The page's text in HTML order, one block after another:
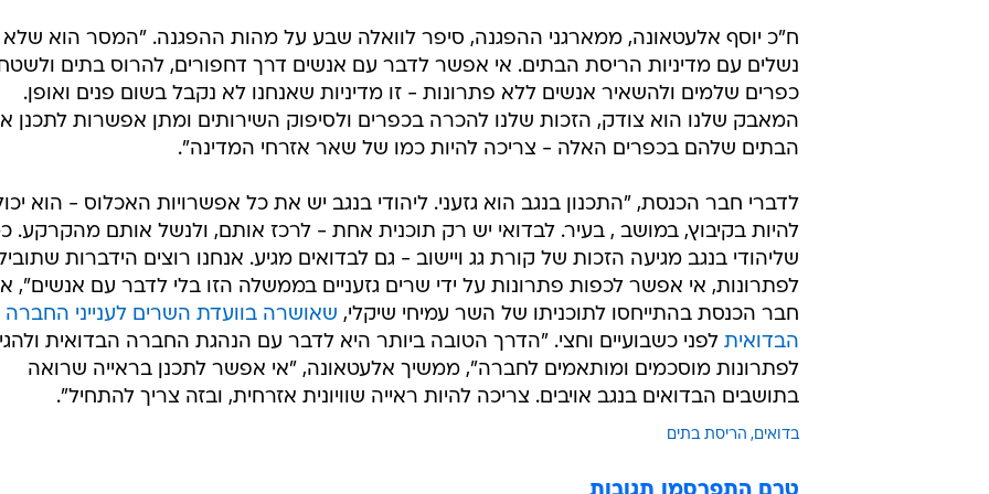
ח"כ יוסף אלעטאונה, ממארגני ההפגנה, סיפר לוואלה שבע על מהות ההפגנה. "המסר הוא שלא
נשלים עם מדיניות הריסת הבתים. אי אפשר לדבר עם אנשים דרך דחפורים, להרוס בתים
כפרים שלמים ולהשאיר אנשים ללא פתרונות - זו מדיניות שאנחנו לא נקבל בשום פנים ואופן.
המאבק שלנו הוא צודק, הזכות שלנו להכרה בכפרים ולסיפוק השירותים ומתן אפשרות לתכנן
הבתים שלהם בכפרים האלה - צריכה להיות כמו של שאר אזרחי המדינה".
לדברי חבר הכנסת, "התכנון בנגב הוא גזעני. ליהודי בנגב יש את כל אפשרויות האכלוס - הוא
להיות בקיבוץ, במושב , בעיר. לבדואי יש רק תוכנית אחת - לרכז אותם, ולנשל אותם מהקרקע.
שליהודי בנגב מגיעה הזכות של קורת גג ויישוב - גם לבדואים מגיע. אנחנו רוצים הידברות
לפתרונות, אי אפשר לכפות פתרונות על ידי שרים גזעניים בממשלה הזו בלי לדבר עם אנשים",
חבר הכנסת בהתייחסו לתוכניתו של השר עמיחי שיקלי, שאושרה בוועדת השרים לענייני החברה
הבדואית לפני כשבועיים וחצי. "הדרך הטובה ביותר היא לדבר עם הנהגת החברה הבדואית
לפתרונות מוסכמים ומותאמים לחברה", ממשיך אלעטאונה, "אי אפשר לתכנן בראייה שרואה
בתושבים הבדואים בנגב אויבים. צריכה להיות ראייה שוויונית אזרחית, ובזה צריך להתחיל".
בדואים הריסת בתים